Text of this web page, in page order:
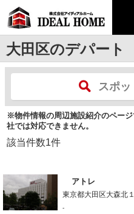
大田区のデパート
スポ
※物件情報の周辺施設紹介のペー
社では対応できません。
該当件数1件
アトレ
東京都大田区大森北
-